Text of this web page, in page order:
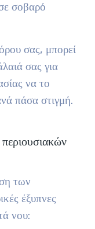
σοβαρό
σας, μπορεί
σας για
να το
πάσα στιγμή.
των
έξυπνες
νου: